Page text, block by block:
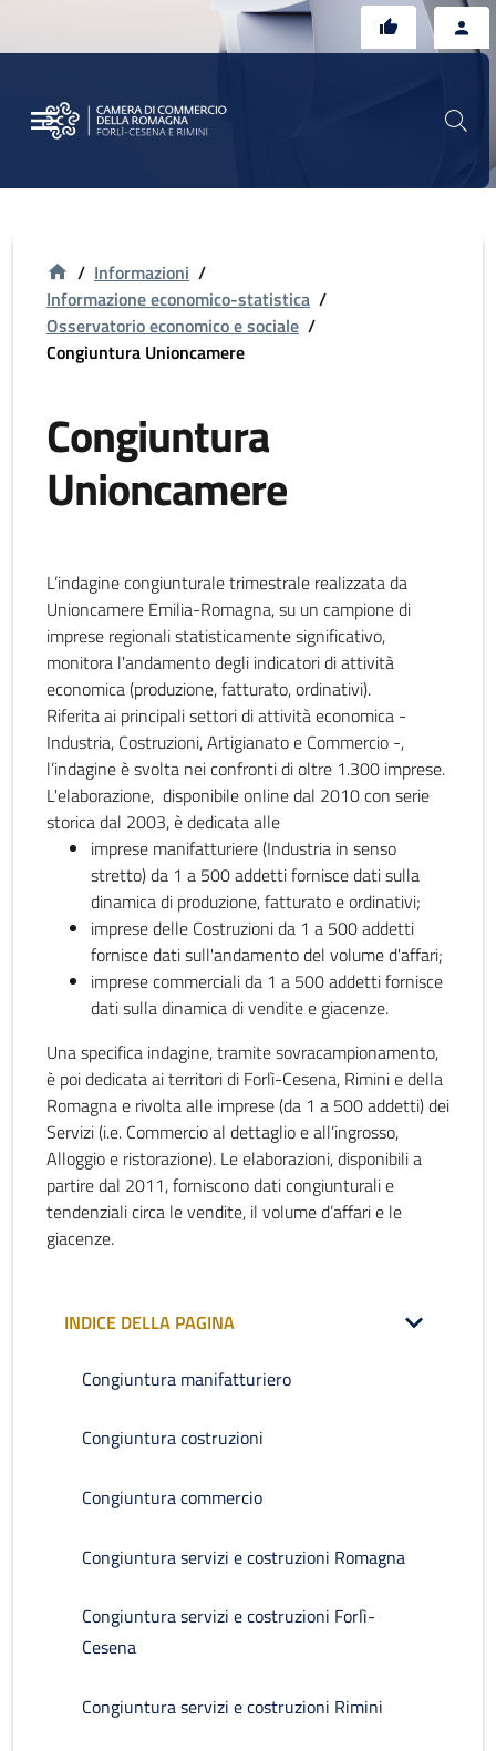
/ Informazioni /
Informazione economico-statistica /
Osservatorio economico e sociale /
Congiuntura Unioncamere
Congiuntura
Unioncamere
L’indagine congiunturale trimestrale realizzata da
Unioncamere Emilia-Romagna, su un campione di
imprese regionali statisticamente significativo,
monitora l'andamento degli indicatori di attività
economica (produzione, fatturato, ordinativi).
Riferita ai principali settori di attività economica -
Industria, Costruzioni, Artigianato e Commercio -,
l’indagine è svolta nei confronti di oltre 1.300 imprese.
L'elaborazione, disponibile online dal 2010 con serie
storica dal 2003, è dedicata alle
imprese manifatturiere (Industria in senso
stretto) da 1 a 500 addetti fornisce dati sulla
dinamica di produzione, fatturato e ordinativi;
imprese delle Costruzioni da 1 a 500 addetti
fornisce dati sull'andamento del volume d'affari;
imprese commerciali da 1 a 500 addetti fornisce
dati sulla dinamica di vendite e giacenze.
Una specifica indagine, tramite sovracampionamento,
è poi dedicata ai territori di Forlì-Cesena, Rimini e della
Romagna e rivolta alle imprese (da 1 a 500 addetti) dei
Servizi (i.e. Commercio al dettaglio e all’ingrosso,
Alloggio e ristorazione). Le elaborazioni, disponibili a
partire dal 2011, forniscono dati congiunturali e
tendenziali circa le vendite, il volume d’affari e le
giacenze.
INDICE DELLA PAGINA
Congiuntura manifatturiero
Congiuntura costruzioni
Congiuntura commercio
Congiuntura servizi e costruzioni Romagna
Congiuntura servizi e costruzioni Forlì-
Cesena
Congiuntura servizi e costruzioni Rimini